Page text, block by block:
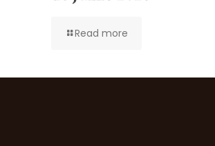
Read more